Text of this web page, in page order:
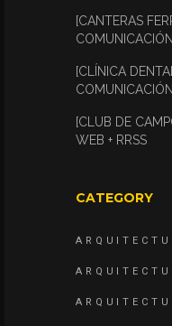
[CANTERAS
COMUNICACIÓN
[CLÍNICA
[CLUB DE
WEB + RRSS
CATEGORY